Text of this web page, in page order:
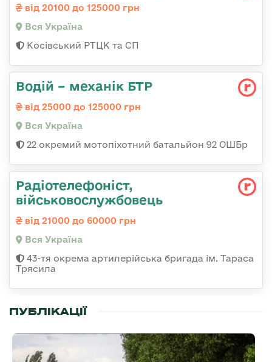
від 20100 до 125000 грн
Вся Україна
Косівський РТЦК та СП
Водій – механік БТР
від 25000 до 125000 грн
Вся Україна
22 окремий мотопіхотний батальйон 92 ОШБр
Радіотелефоніст,
військовослужбовець
від 21000 до 60000 грн
Вся Україна
43-тя окрема артилерійська бригада ім. Тараса
Трясила
ПУБЛІКАЦІЇ